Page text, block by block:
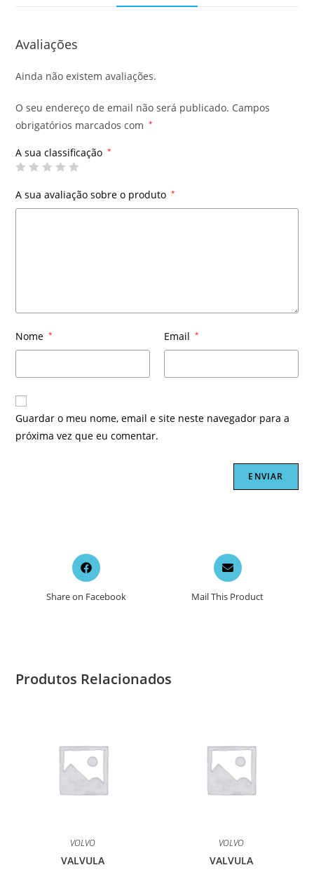
Avaliações
Ainda não existem avaliações.
O seu endereço de email não será publicado. Campos
obrigatórios marcados com
*
A sua classificação *
A sua avaliação sobre o produto *
Nome * Email *
Guardar o meu nome, email e site neste navegador para a
próxima vez que eu comentar.
Opens
in
new
Share on Facebook
Opens
in
a
new
Mail This Product
Produtos Relacionados
VOLVO
VALVULA
VOLVO
VALVULA